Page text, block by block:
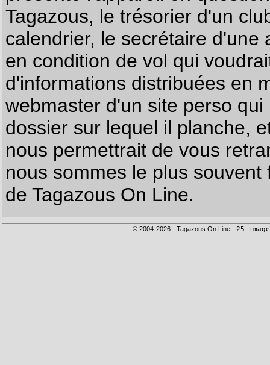
Tagazous, le trésorier d'un
calendrier, le secrétaire
en condition de vol qui
d'informations distribuées en
webmaster d'un site perso
dossier sur lequel il planche,
nous permettrait de vous
nous sommes le plus
de Tagazous On Line.
© 2004-2026 - Tagazous On Line - 25